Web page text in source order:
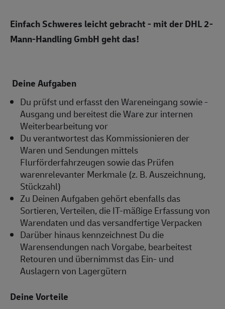
Einfach Schweres leicht gebracht - mit der DHL 2-
Mann-Handling GmbH geht das!
Deine Aufgaben
Du prüfst und erfasst den Wareneingang sowie -
Ausgang und bereitest die Ware zur internen
Weiterbearbeitung vor
Du verantwortest das Kommissionieren der
Waren und Sendungen mittels
Flurförderfahrzeugen sowie das Prüfen
warenrelevanter Merkmale (z. B. Auszeichnung,
Stückzahl)
Zu Deinen Aufgaben gehört ebenfalls das
Sortieren, Verteilen, die IT-mäßige Erfassung von
Warendaten und das versandfertige Verpacken
Darüber hinaus kennzeichnest Du die
Warensendungen nach Vorgabe, bearbeitest
Retouren und übernimmst das Ein- und
Auslagern von Lagergütern
Deine Vorteile